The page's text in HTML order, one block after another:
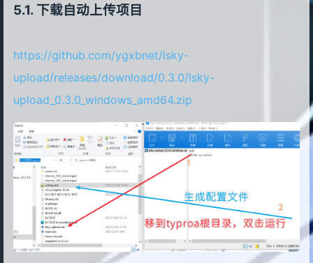
下载自动上传项目
https://github.com/ygxbnet/lsky-
upload/releases/download/0.3.0/lsky-
upload_0.3.0_windows_amd64.zip